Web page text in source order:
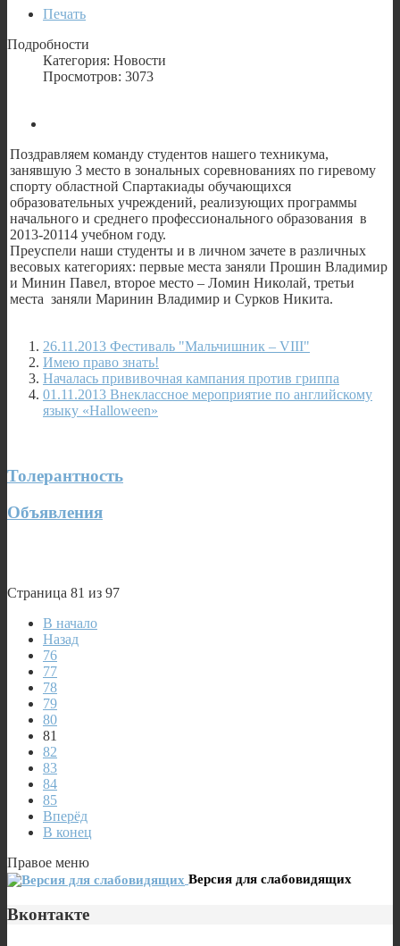
Печать
Подробности
Категория: Новости
Просмотров: 3073
Поздравляем команду студентов нашего техникума,
занявшую 3 место в зональных соревнованиях по гиревому
спорту областной Спартакиады обучающихся
образовательных учреждений, реализующих программы
начального и среднего профессионального образования в
2013-20114 учебном году.
Преуспели наши студенты и в личном зачете в различных
весовых категориях: первые места заняли Прошин Владимир
и Минин Павел, второе место – Ломин Николай, третьи
места заняли Маринин Владимир и Сурков Никита.
26.11.2013 Фестиваль "Мальчишник – VIII"
Имею право знать!
Началась прививочная кампания против гриппа
01.11.2013 Внеклассное мероприятие по английскому
языку «Halloween»
Толерантность
Объявления
Страница 81 из 97
В начало
Назад
76
77
78
79
80
81
82
83
84
85
Вперёд
В конец
Правое меню
Версия для слабовидящих
Вконтакте